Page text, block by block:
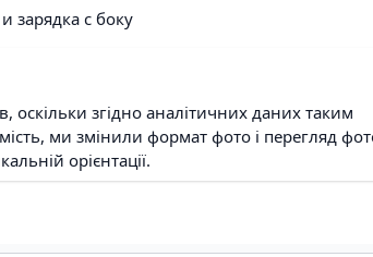
зарядка с боку
оскільки згідно аналітичних даних таким
ми змінили формат фото і перегляд
орієнтації.